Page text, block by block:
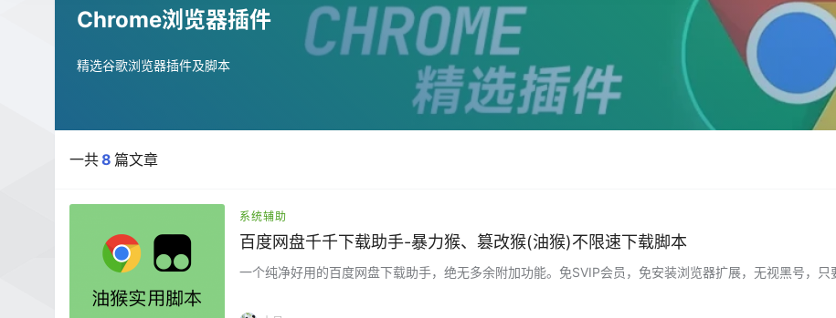
Chrome浏览器插件
精选谷歌浏览器插件及脚本
一共8 篇文章
系统辅助
百度网盘千千下载助手-暴力猴、篡改猴(油猴)不限速下载脚本
一个纯净好用的百度网盘下载助手，绝无多余附加功能。免SVIP会员，免安装浏览器扩展，无视黑号，